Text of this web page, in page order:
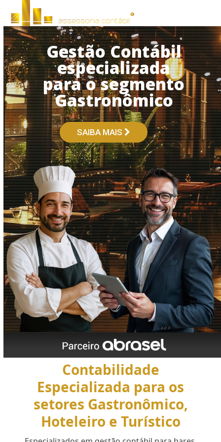
content
Open
mobile
menu
Close
mobile
menu
Gestão Contábil
especializada
para o segmento
Gastronômico
SAIBA MAIS
Contabilidade
Especializada para os
setores Gastronômico,
Hoteleiro e Turístico